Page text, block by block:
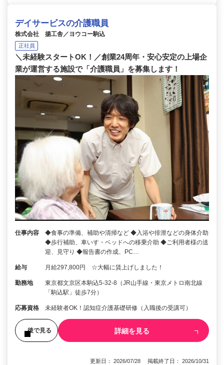
デイサービスの介護職員
株式会社 揚工舎／ヨウコー駒込
正社員
＼未経験スタートOK！／創業24周年・安心安定の上場企
業が運営する施設で「介護職員」を募集します！
仕事内容
◆食事の準備、補助や清掃など ◆入浴や排泄などの身体介助
◆歩行補助、車いす・ベッドへの移乗介助 ◆ご利用者様の送
迎、見守り ◆報告書の作成、PC…
給与 月給297,800円 ☆大幅に賃上げしました！
勤務地
東京都文京区本駒込5-32-8（JR山手線・東京メトロ南北線
「駒込駅」徒歩7分）
応募資格 未経験者OK！認知症介護基礎研修（入職後の受講可）
後で見る 詳細を見る
更新日： 2026/07/28 掲載終了日： 2026/10/31